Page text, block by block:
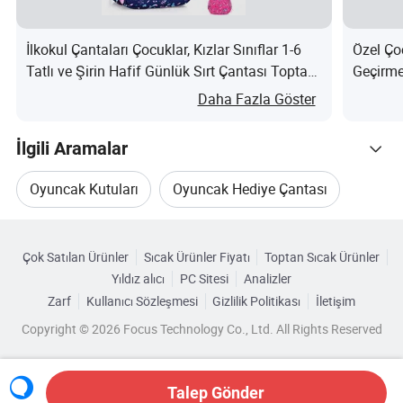
Malzeme çok yumuşak kayalara sahip ise MOQ'umuz,
düzenli olarak her renk için 500 parça, malzeme PV yığını
veya uzun kürk ise MOQ'nun 12 cm'lik yumuşak
oyuncaklar için en az 3 bin parça, 25 cm'nin üzerindeki
(kapıdan kapıya vergi ödenir), CIF, FOB, EX-WORKS'i hava
yoluyla sunan kendi ortak taşımacılık şirketimiz var, Ya
4.Nakliye yapabilir misiniz?
İlkokul Çantaları Çocuklar, Kızlar Sınıflar 1-6
Tatlı ve Şirin Hafif Günlük Sırt Çantası Toptan
Daha Fazla Göster
Özel
İlgili Aramalar
Oyuncak Kutuları Oyuncak Hediye Çantası
Oyuncak Paketleme Hediye Kutusu
Oyuncak Paketleme Hediye Kutuları
Kağıt Oyuncak Kutusu
Çok Satılan Ürünler Sıcak Ürünler Fiyatı
Toptan Sıcak Ürünler
Yıldız alıcı
PC Sitesi
Analizler
Zarf
Kullanıcı Sözleşmesi Gizlilik Politikası
İletişim
Copyright © 2026 Focus Technology Co., Ltd. All Rights Reserved
Talep Gönder